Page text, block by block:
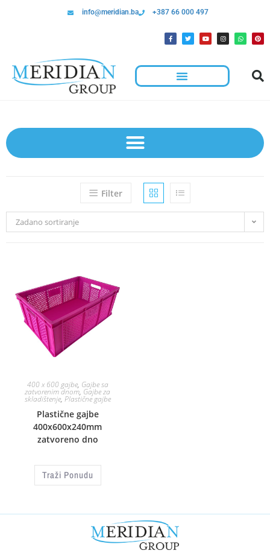
info@meridian.ba +387 66 000 497
Filter
Zadano sortiranje
400 x 600 gajbe, Gajbe sa
zatvorenim dnom, Gajbe za
skladištenje, Plastične gajbe
Plastične gajbe
400x600x240mm
zatvoreno dno
Traži Ponudu